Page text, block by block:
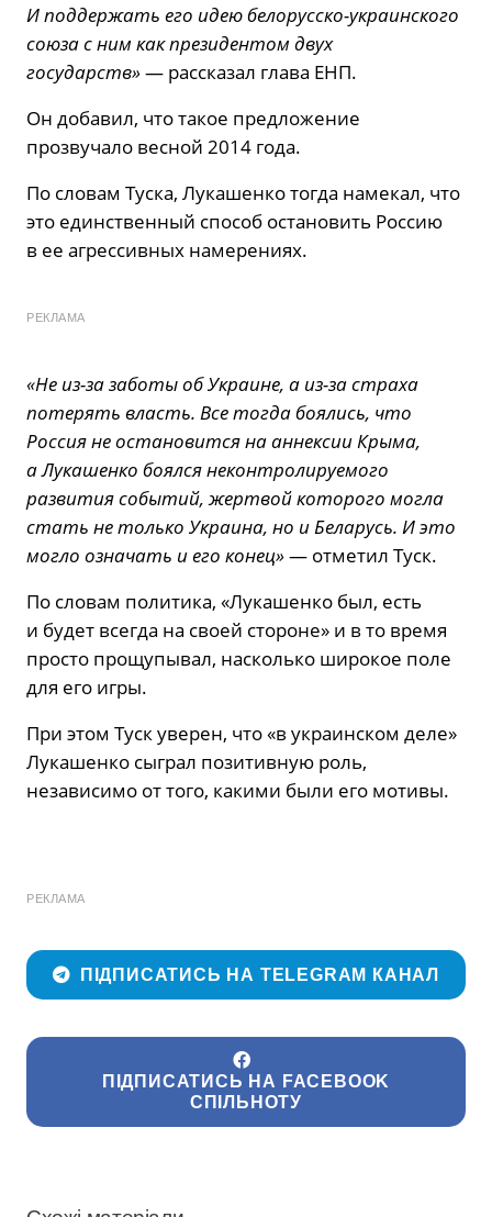
И поддержать его идею белорусско-украинского
союза с ним как президентом двух
государств»— рассказал глава ЕНП.
Он добавил, что такое предложение
прозвучало весной 2014 года.
По словам Туска, Лукашенко тогда намекал, что
это единственный способ остановить Россию
в ее агрессивных намерениях.
РЕКЛАМА
«Не из-за заботы об Украине, а из-за страха
потерять власть. Все тогда боялись, что
Россия не остановится на аннексии Крыма,
а Лукашенко боялся неконтролируемого
развития событий, жертвой которого могла
стать не только Украина, но и Беларусь. И это
могло означать и его конец»— отметил Туск.
По словам политика, «Лукашенко был, есть
и будет всегда на своей стороне» и в то время
просто прощупывал, насколько широкое поле
для его игры.
При этом Туск уверен, что «в украинском деле»
Лукашенко сыграл позитивную роль,
независимо от того, какими были его мотивы.
РЕКЛАМА
ПІДПИСАТИСЬ НА TELEGRAM КАНАЛ
ПІДПИСАТИСЬ НА FACEBOOK
СПІЛЬНОТУ